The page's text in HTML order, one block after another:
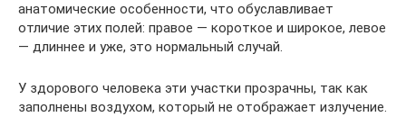
анатомические особенности, что обуславливает
отличие этих полей: правое — короткое и широкое, левое
— длиннее и уже, это нормальный случай.
У здорового человека эти участки прозрачны, так как
заполнены воздухом, который не отображает излучение.